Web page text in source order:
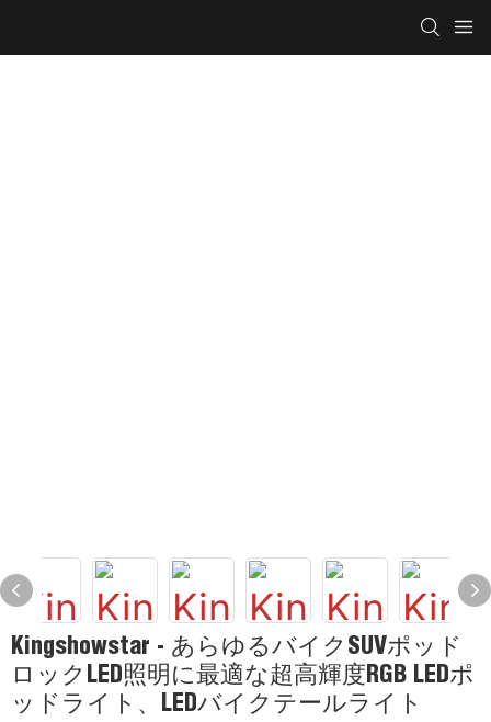
Kingshowstar - あらゆるバイクSUVポッド
ロックLED照明に最適な超高輝度RGB LEDポ
ッドライト、LEDバイクテールライト